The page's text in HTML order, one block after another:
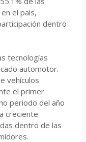
el país,
dentro
tecnologías
automotor.
vehículos
el primer
periodo del año
creciente
dentro de las